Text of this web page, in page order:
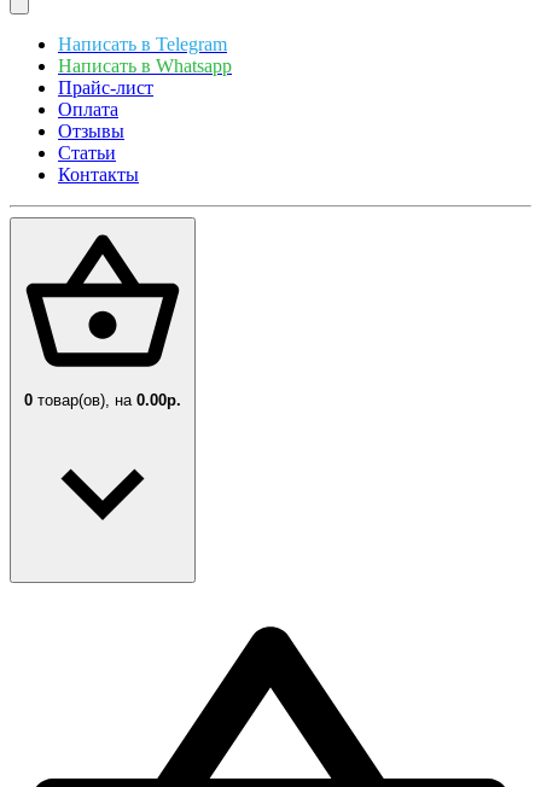
Написать в Telegram
Написать в Whatsapp
Прайс-лист
Оплата
Отзывы
Статьи
Контакты
0 товар(ов), на 0.00р.